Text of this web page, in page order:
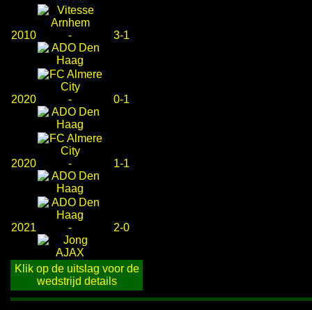
2010 - 3-1
2020 - 0-1
2020 - 1-1
2021 - 2-0
Klik op de uitslag voor de
wedstrijd details